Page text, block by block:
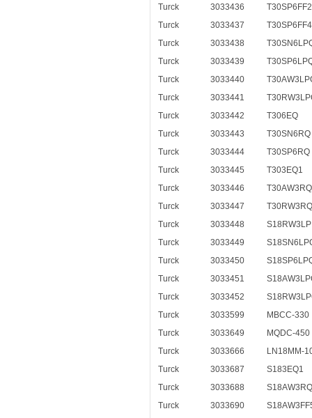
Turck
3033436
Turck
3033437
Turck
3033438
Turck
3033439
Turck
3033440
Turck
3033441
Turck
3033442
T306EQ
Turck
3033443
T30SN6RQ
Turck
3033444
T30SP6RQ
Turck
3033445
T303EQ1
Turck
3033446
Turck
3033447
Turck
3033448
S18RW3LP
Turck
3033449
Turck
3033450
Turck
3033451
Turck
3033452
Turck
3033599
MBCC-330
Turck
3033649
MQDC-450
Turck
3033666
LN18MM-
Turck
3033687
S183EQ1
Turck
3033688
Turck
3033690